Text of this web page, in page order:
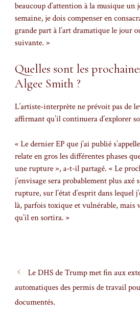
beaucoup d’attention à la musique un
semaine, je dois compenser en
grande part à l’art dramatique le jour
suivante. »
Quelles sont les
Algee Smith ?
L’artiste-interprète ne prévoit pas de
affirmant qu’il continuera d’explorer
« Le dernier EP que j’ai publié s’appelle
relate en gros les différentes phases
une rupture », a-t-il partagé. « Le
j’envisage sera probablement plus axé
rupture, sur l’état d’esprit dans lequel
là, parfois toxique et vulnérable, mais
qu’il en sortira. »
Le DHS de Trump met fin aux
automatiques des permis de travail
documentés.